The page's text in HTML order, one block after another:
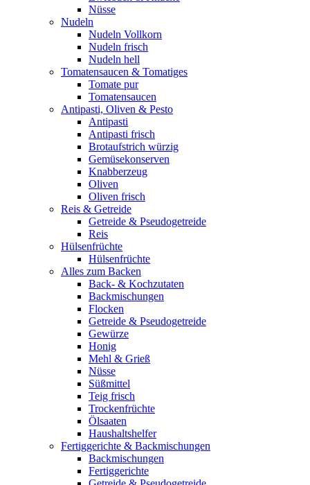
Nüsse
Nudeln
Nudeln Vollkorn
Nudeln frisch
Nudeln hell
Tomatensaucen & Tomatiges
Tomate pur
Tomatensaucen
Antipasti, Oliven & Pesto
Antipasti
Antipasti frisch
Brotaufstrich würzig
Gemüsekonserven
Knabberzeug
Oliven
Oliven frisch
Reis & Getreide
Getreide & Pseudogetreide
Reis
Hülsenfrüchte
Hülsenfrüchte
Alles zum Backen
Back- & Kochzutaten
Backmischungen
Flocken
Getreide & Pseudogetreide
Gewürze
Honig
Mehl & Grieß
Nüsse
Süßmittel
Teig frisch
Trockenfrüchte
Ölsaaten
Haushaltshelfer
Fertiggerichte & Backmischungen
Backmischungen
Fertiggerichte